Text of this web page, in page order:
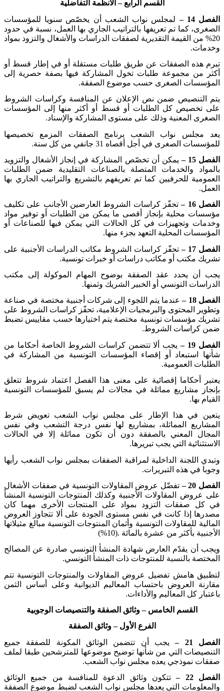
القسم الرابع – الأنظمة التفاضلية
الفصل 14 –
لمجلس نواب الشعب أن يخصّص سنويا للمؤسسات
الصغرى، كما تم تعريفها بالتراتيب الجاري بها العمل، نسبة في حدود
20% من القيمة التقديرية لصفقات الدراسات والأشغال والتزود بمواد
وخدمات.
تبرم هذه الصفقات عن طريق طلبات مستقلة أو في إطار قسط أو
أكثر من مجموعة طلبات تخول المشاركة فيها بصفة حصرية إلى
المؤسسات الصغرى حسب موضوع الصفقة.
يتم التنصيص ضمن نص الإعلان عن المنافسة وكراسات الشروط
على تخصيص كل الطلبات أو قسط أو أكثر منها إلى المؤسسات
الصغرى المعنية وذلك على مستوى المشاركة والإسناد.
يعد مجلس نواب الشعب برنامج الصفقات المزمع تخصيصها
للمؤسسات الصغرى في أجل أقصاه 31 جانفي من كل سنة
.
الفصل 15 –
يمكن أن تخصّص المشاركة في إنجاز الأشغال والتزويد
بالمواد والخدمات المتصلة بالصناعات التقليدية ضمن الطلبات
العمومية للحرفيين كما تم تعريفهم بالتشريع والتراتيب الجاري بها
العمل.
الفصل 16 –
تحفّز كراسات الشروط العارضين الأجانب على تكليف
مؤسسات محلية بإنجاز أقصى ما يمكن من الطلبات أو توفير مواد
وخدمات وتجهيزات في كل الحالات التي يمكن فيها للصناعات أو
المؤسسات المحلية التعهد بجزء منها.
الفصل 17 –
تحفّز كراسات الشروط مكاتب الدراسات الأجنبية على
تشريك مكتب أو مكاتب دراسات أو خبرات تونسية.
يجب أن يحدد عقد الصفقة بوضوح المهام الموكولة إلى مكتب
الدراسات التونسي أو الخبير الشريك وثمنها.
الفصل 18 –
عندما يتم اللجوء إلى شركات أجنبية مختصة في صناعة
وتطوير المحتوى والبرمجيات الإعلامية، تحفّز كراسات الشروط على
تشريك مؤسسات تونسية مختصة يتم اختيارها حسب مقاييس تضبط
ضمن كراسات الشروط.
الفصل 19 –
يجب ألا تتضمن كراسات الشروط الخاصة أحكاما من
شأنها استبعاد أو إقصاء المؤسسات التونسية من المشاركة في
الطلبات العمومية.
يعتبر أحكاما إقصائية على معنى هذا الفصل اعتماد شروط تتعلق
بإنجاز مشاريع مماثلة في مجالات لم يسبق للمؤسسات التونسية
القيام بها.
يتعين في هذا الإطار على مجلس نواب الشعب تعويض شرط
المشاريع المماثلة، بمشاريع لها نفس درجة التشعب وفي نفس
المجال المعني بالصفقة دون أن تكون مماثلة إلا في الحالات
الاستثنائية التي يجب تبريرها.
وتبدي اللجنة الداخلية لمراقبة الصفقات بمجلس نواب الشعب رأيها
وجوبا في هذه التبريرات.
الفصل 20 –
تفضّل عروض المقاولات التونسية في صفقات الأشغال
على عروض المقاولات الأجنبية وكذلك المنتوجات التونسية المنشأ
في كل صفقات التزود بمواد على المنتجات الأخرى مهما كان
مصدرها إذا كانت في نفس مستوى الجودة على ألا تتجاوز العروض
المالية للمقاولات التونسية وأثمان المنتوجات التونسية مبالغ مثيلاتها
الأجنبية بأكثر من عشرة بالمائة (%10).
ويجب أن يقدّم العارض شهادة المنشأ التونسي صادرة عن المصالح
المختصة بالنسبة للمنتوجات ذات المنشأ التونسي.
لتطبيق هامش تفضيل عروض المقاولات والمنتوجات التونسية تتم
مقارنة العروض باحتساب المعاليم الديوانية وعلى أساس الثمن
باعتبار كل المعاليم والأداءات.
القسم الخامس – وثائق الصفقة والتنصيصات الوجوبية
الفرع الأول – وثائق الصفقة
الفصل 21 –
يجب أن تتضمن الوثائق المكونة للصفقة جميع
التنصيصات التي من شأنها توضيح موضوعها للمترشحين طبقا لملف
صفقات نموذجي يعده مجلس نواب الشعب.
الفصل 22 –
تتكون وثائق الدعوة للمنافسة من جميع الوثائق
والمعلومات التي يعدها مجلس نواب الشعب لضبط موضوع الصفقة